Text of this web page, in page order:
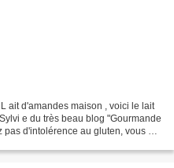
ait d'amandes maison , voici le lait
e du très beau blog "Gourmande
d'intolérence au gluten, vous y